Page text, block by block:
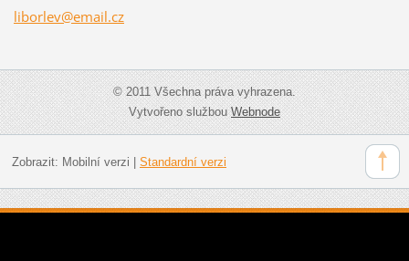
liborlev@email.cz
© 2011 Všechna práva vyhrazena.
Vytvořeno službouWebnode
Zobrazit: Mobilní verzi Standardní verzi